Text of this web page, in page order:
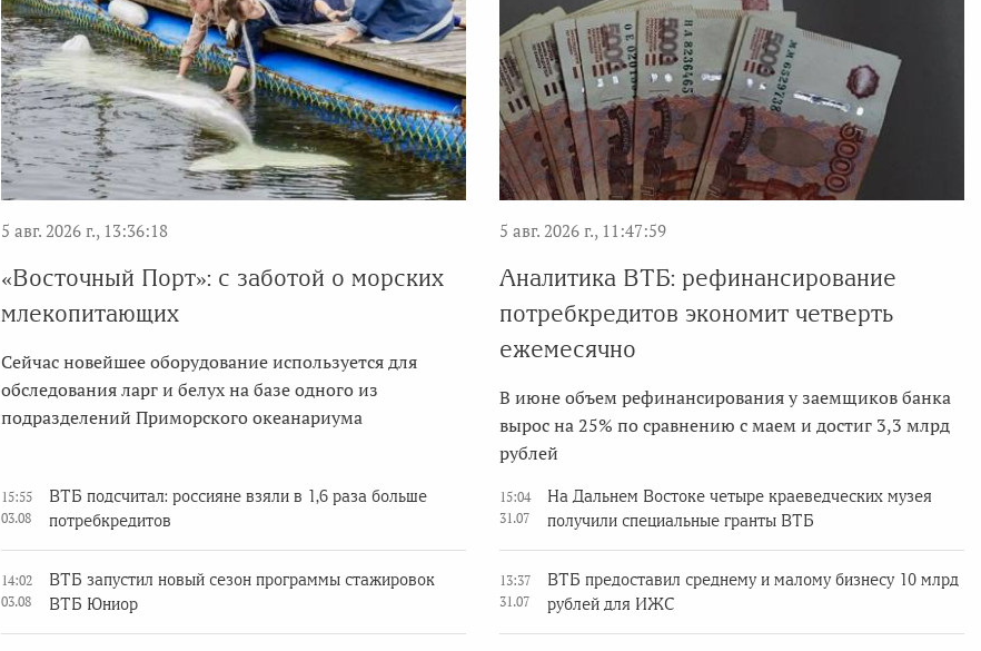
5 авг. 2026 г., 13:36:18
«Восточный Порт»: с заботой о морских
млекопитающих
Сейчас новейшее оборудование используется для
обследования ларг и белух на базе одного из
подразделений Приморского океанариума
5 авг. 2026 г., 11:47:59
Аналитика ВТБ: рефинансирование
потребкредитов экономит четверть
ежемесячно
В июне объем рефинансирования у заемщиков банка
вырос на 25% по сравнению с маем и достиг 3,3 млрд
рублей
15:55
03.08
ВТБ подсчитал: россияне взяли в 1,6 раза больше
потребкредитов
14:02
03.08
ВТБ запустил новый сезон программы стажировок
ВТБ Юниор
15:04
31.07
На Дальнем Востоке четыре краеведческих музея
получили специальные гранты ВТБ
13:37
31.07
ВТБ предоставил среднему и малому бизнесу 10 млрд
рублей для ИЖС